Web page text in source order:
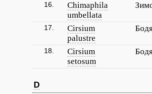
16.
Chimaphila
umbellata
17.
Cirsium
palustre
18.
Cirsium
setosum
D